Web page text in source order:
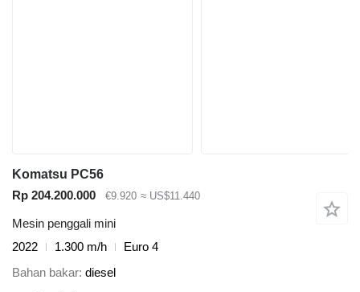
Komatsu PC56
Rp 204.200.000
€9.920 ≈ US$11.440
Mesin penggali mini
2022
1.300 m/h
Euro 4
Bahan bakar diesel